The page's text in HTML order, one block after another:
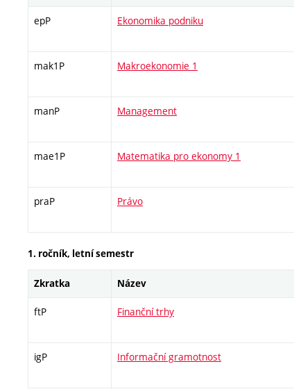
epP Ekonomika podniku
mak1P Makroekonomie 1
manP Management
mae1P Matematika pro ekonomy 1
praP Právo
1. ročník, letní semestr
Zkratka Název
ftP Finanční trhy
igP Informační gramotnost